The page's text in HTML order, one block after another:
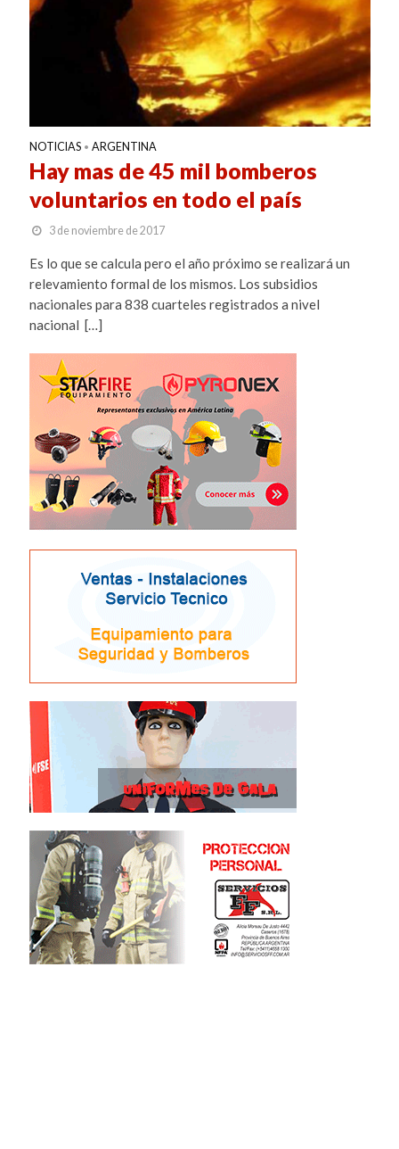
NOTICIAS • ARGENTINA
Hay mas de 45 mil bomberos
voluntarios en todo el país
3 de noviembre de 2017
Es lo que se calcula pero el año próximo se realizará un
relevamiento formal de los mismos. Los subsidios
nacionales para 838 cuarteles registrados a nivel
nacional […]